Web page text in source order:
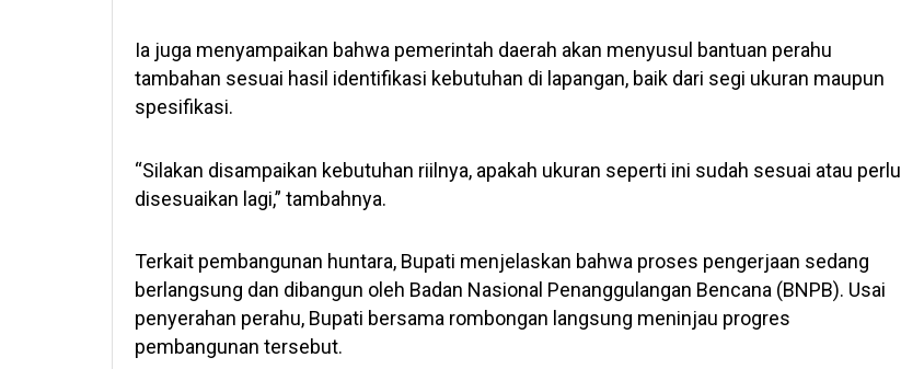
Ia juga menyampaikan bahwa pemerintah daerah akan menyusul bantuan perahu
tambahan sesuai hasil identifikasi kebutuhan di lapangan, baik dari segi ukuran maupun
spesifikasi.
“Silakan disampaikan kebutuhan riilnya, apakah ukuran seperti ini sudah sesuai atau perlu
disesuaikan lagi,” tambahnya.
Terkait pembangunan huntara, Bupati menjelaskan bahwa proses pengerjaan sedang
berlangsung dan dibangun oleh Badan Nasional Penanggulangan Bencana (BNPB). Usai
penyerahan perahu, Bupati bersama rombongan langsung meninjau progres
pembangunan tersebut.